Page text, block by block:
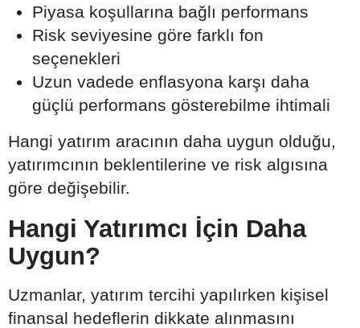
Piyasa koşullarına bağlı performans
Risk seviyesine göre farklı fon
seçenekleri
Uzun vadede enflasyona karşı daha
güçlü performans gösterebilme ihtimali
Hangi yatırım aracının daha uygun olduğu,
yatırımcının beklentilerine ve risk algısına
göre değişebilir.
Hangi Yatırımcı İçin Daha
Uygun?
Uzmanlar, yatırım tercihi yapılırken kişisel
finansal hedeflerin dikkate alınmasını